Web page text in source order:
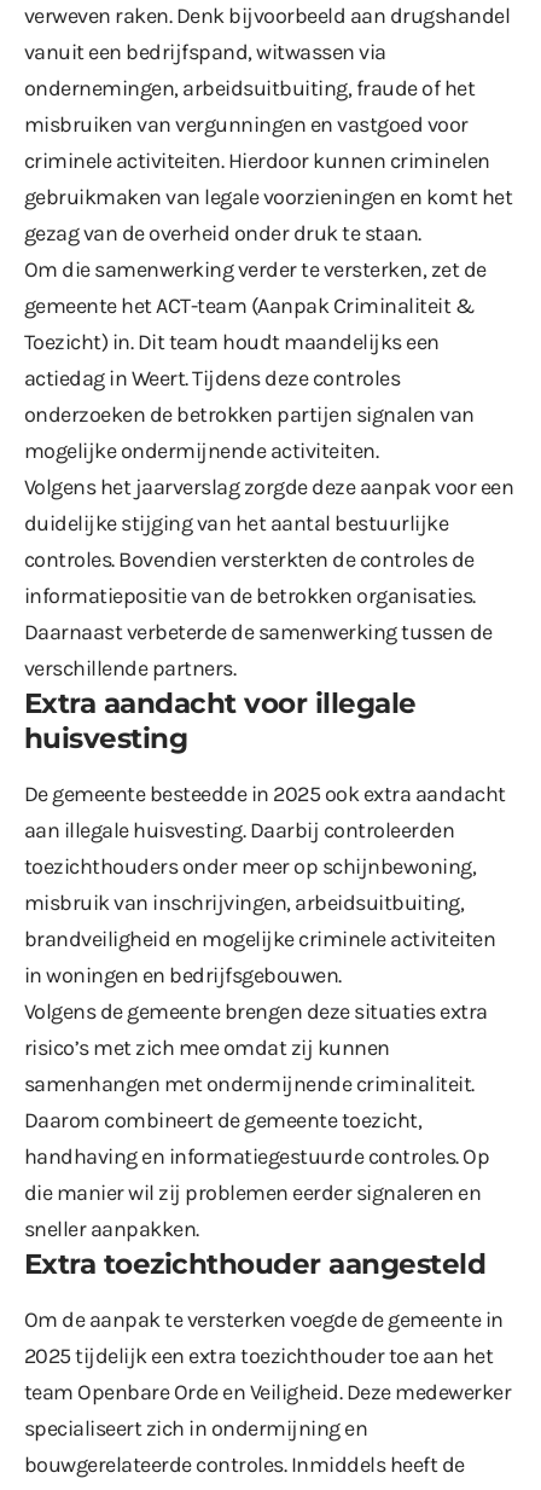
verweven raken. Denk bijvoorbeeld aan drugshandel
vanuit een bedrijfspand, witwassen via
ondernemingen, arbeidsuitbuiting, fraude of het
misbruiken van vergunningen en vastgoed voor
criminele activiteiten. Hierdoor kunnen criminelen
gebruikmaken van legale voorzieningen en komt het
gezag van de overheid onder druk te staan.
Om die samenwerking verder te versterken, zet de
gemeente het ACT-team (Aanpak Criminaliteit &
Toezicht) in. Dit team houdt maandelijks een
actiedag in Weert. Tijdens deze controles
onderzoeken de betrokken partijen signalen van
mogelijke ondermijnende activiteiten.
Volgens het jaarverslag zorgde deze aanpak voor een
duidelijke stijging van het aantal bestuurlijke
controles. Bovendien versterkten de controles de
informatiepositie van de betrokken organisaties.
Daarnaast verbeterde de samenwerking tussen de
verschillende partners.
Extra aandacht voor illegale
huisvesting
De gemeente besteedde in 2025 ook extra aandacht
aan illegale huisvesting. Daarbij controleerden
toezichthouders onder meer op schijnbewoning,
misbruik van inschrijvingen, arbeidsuitbuiting,
brandveiligheid en mogelijke criminele activiteiten
in woningen en bedrijfsgebouwen.
Volgens de gemeente brengen deze situaties extra
risico’s met zich mee omdat zij kunnen
samenhangen met ondermijnende criminaliteit.
Daarom combineert de gemeente toezicht,
handhaving en informatiegestuurde controles. Op
die manier wil zij problemen eerder signaleren en
sneller aanpakken.
Extra toezichthouder aangesteld
Om de aanpak te versterken voegde de gemeente in
2025 tijdelijk een extra toezichthouder toe aan het
team Openbare Orde en Veiligheid. Deze medewerker
specialiseert zich in ondermijning en
bouwgerelateerde controles. Inmiddels heeft de